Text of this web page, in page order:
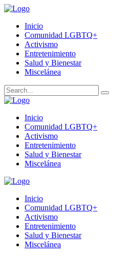
Inicio
Comunidad LGBTQ+
Activismo
Entretenimiento
Salud y Bienestar
Miscelánea
Inicio
Comunidad LGBTQ+
Activismo
Entretenimiento
Salud y Bienestar
Miscelánea
Inicio
Comunidad LGBTQ+
Activismo
Entretenimiento
Salud y Bienestar
Miscelánea